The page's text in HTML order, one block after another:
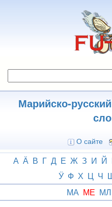
Марийско-
О сайте
А Ӓ В Г Д Е Ж З И Й
Ӱ Ф Х Ц Ч
МА МЕ МЛ